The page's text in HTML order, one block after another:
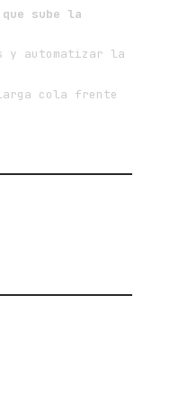
que sube la
y automatizar la
cola frente